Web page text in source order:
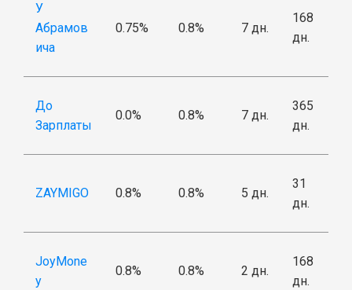
У
Абрамов
ича
0.75% 0.8% 7 дн.
168
дн.
До
Зарплаты
0.0% 0.8% 7 дн.
365
дн.
ZAYMIGO 0.8% 0.8% 5 дн.
31
дн.
JoyMone
y
0.8% 0.8% 2 дн.
168
дн.